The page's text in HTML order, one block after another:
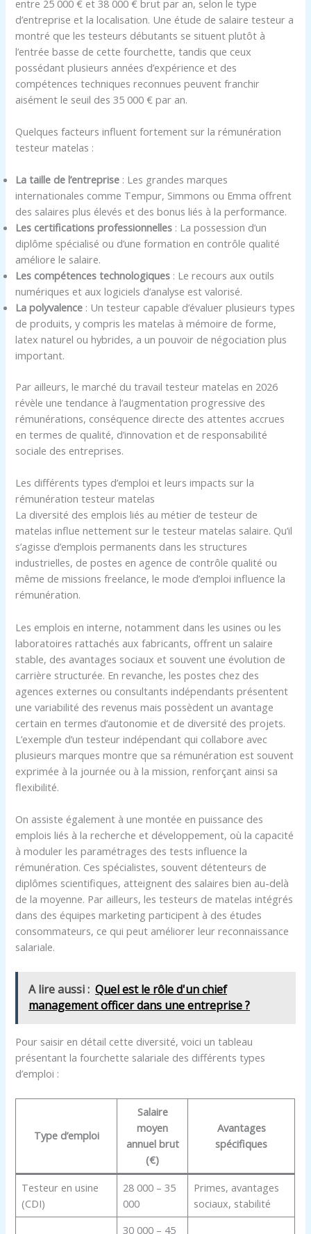
entre 25 000 € et 38 000 € brut par an, selon le type
d’entreprise et la localisation. Une étude de salaire testeur a
montré que les testeurs débutants se situent plutôt à
l’entrée basse de cette fourchette, tandis que ceux
possédant plusieurs années d’expérience et des
compétences techniques reconnues peuvent franchir
aisément le seuil des 35 000 € par an.
Quelques facteurs influent fortement sur la rémunération
testeur matelas :
La taille de l’entreprise : Les grandes marques
internationales comme Tempur, Simmons ou Emma offrent
des salaires plus élevés et des bonus liés à la performance.
Les certifications professionnelles : La possession d’un
diplôme spécialisé ou d’une formation en contrôle qualité
améliore le salaire.
Les compétences technologiques : Le recours aux outils
numériques et aux logiciels d’analyse est valorisé.
La polyvalence : Un testeur capable d’évaluer plusieurs types
de produits, y compris les matelas à mémoire de forme,
latex naturel ou hybrides, a un pouvoir de négociation plus
important.
Par ailleurs, le marché du travail testeur matelas en 2026
révèle une tendance à l’augmentation progressive des
rémunérations, conséquence directe des attentes accrues
en termes de qualité, d’innovation et de responsabilité
sociale des entreprises.
Les différents types d’emploi et leurs impacts sur la
rémunération testeur matelas
La diversité des emplois liés au métier de testeur de
matelas influe nettement sur le testeur matelas salaire. Qu’il
s’agisse d’emplois permanents dans les structures
industrielles, de postes en agence de contrôle qualité ou
même de missions freelance, le mode d’emploi influence la
rémunération.
Les emplois en interne, notamment dans les usines ou les
laboratoires rattachés aux fabricants, offrent un salaire
stable, des avantages sociaux et souvent une évolution de
carrière structurée. En revanche, les postes chez des
agences externes ou consultants indépendants présentent
une variabilité des revenus mais possèdent un avantage
certain en termes d’autonomie et de diversité des projets.
L’exemple d’un testeur indépendant qui collabore avec
plusieurs marques montre que sa rémunération est souvent
exprimée à la journée ou à la mission, renforçant ainsi sa
flexibilité.
On assiste également à une montée en puissance des
emplois liés à la recherche et développement, où la capacité
à moduler les paramétrages des tests influence la
rémunération. Ces spécialistes, souvent détenteurs de
diplômes scientifiques, atteignent des salaires bien au-delà
de la moyenne. Par ailleurs, les testeurs de matelas intégrés
dans des équipes marketing participent à des études
consommateurs, ce qui peut améliorer leur reconnaissance
salariale.
A lire aussi : Quel est le rôle d'un chief
management officer dans une entreprise ?
Pour saisir en détail cette diversité, voici un tableau
présentant la fourchette salariale des différents types
d’emploi :
Type d’emploi
Salaire
moyen
annuel brut
(€)
Avantages
spécifiques
Testeur en usine
(CDI)
28 000 – 35
000
Primes, avantages
sociaux, stabilité
30 000 – 45